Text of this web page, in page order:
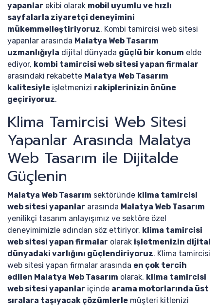
yapanlar ekibi olarak mobil uyumlu ve hızlı
sayfalarla ziyaretçi deneyimini
mükemmelleştiriyoruz. Kombi tamircisi web sitesi
yapanlar arasında Malatya Web Tasarım
uzmanlığıyla dijital dünyada güçlü bir konum elde
ediyor, kombi tamircisi web sitesi yapan firmalar
arasındaki rekabette Malatya Web Tasarım
kalitesiyle işletmenizi rakiplerinizin önüne
geçiriyoruz.
Klima Tamircisi Web Sitesi
Yapanlar Arasında Malatya
Web Tasarım ile Dijitalde
Güçlenin
Malatya Web Tasarım sektöründe klima tamircisi
web sitesi yapanlar arasında Malatya Web Tasarım
yenilikçi tasarım anlayışımız ve sektöre özel
deneyimimizle adından söz ettiriyor, klima tamircisi
web sitesi yapan firmalar olarak işletmenizin dijital
dünyadaki varlığını güçlendiriyoruz. Klima tamircisi
web sitesi yapan firmalar arasında en çok tercih
edilen Malatya Web Tasarım olarak, klima tamircisi
web sitesi yapanlar içinde arama motorlarında üst
sıralara taşıyacak çözümlerle müşteri kitlenizi